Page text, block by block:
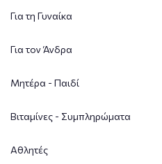
Για τη Γυναίκα
Για τον Άνδρα
Μητέρα - Παιδί
Βιταμίνες - Συμπληρώματα
Αθλητές